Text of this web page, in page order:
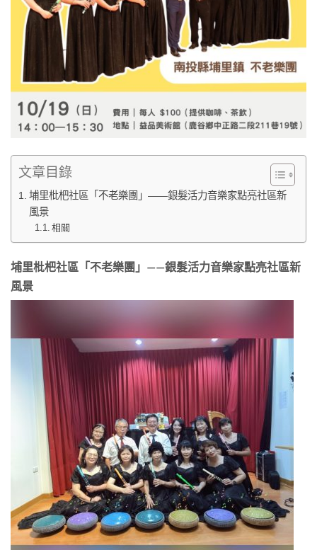
文章目錄
埔里枇杷社區「不老樂團」——銀髮活力音樂家點亮社區新
風景
相關
埔里枇杷社區「不老樂團」——銀髮活力音樂家點亮社區新
風景